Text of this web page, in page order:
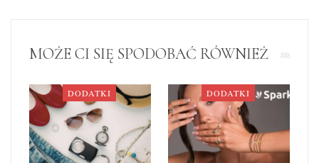
MOŻE CI SIĘ SPODOBAĆ RÓWNIEŻ
DODATKI DODATKI